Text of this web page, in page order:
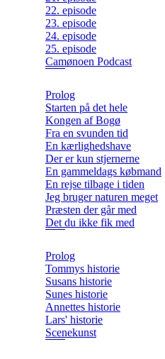
22. episode
23. episode
24. episode
25. episode
Camønoen Podcast
Prolog
Starten på det hele
Kongen af Bogø
Fra en svunden tid
En kærlighedshave
Der er kun stjernerne
En gammeldags købmand
En rejse tilbage i tiden
Jeg bruger naturen meget
Præsten der går med
Det du ikke fik med
Prolog
Tommys historie
Susans historie
Sunes historie
Annettes historie
Lars' historie
Scenekunst